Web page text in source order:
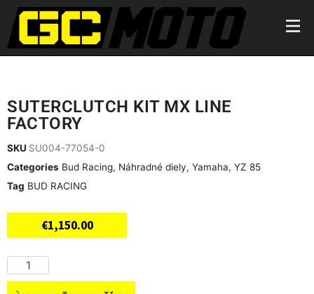
SUTERCLUTCH KIT MX LINE
FACTORY
SKU SU004-77054-0
Categories Bud Racing, Náhradné diely, Yamaha, YZ 85
Tag BUD RACING
€1,150.00